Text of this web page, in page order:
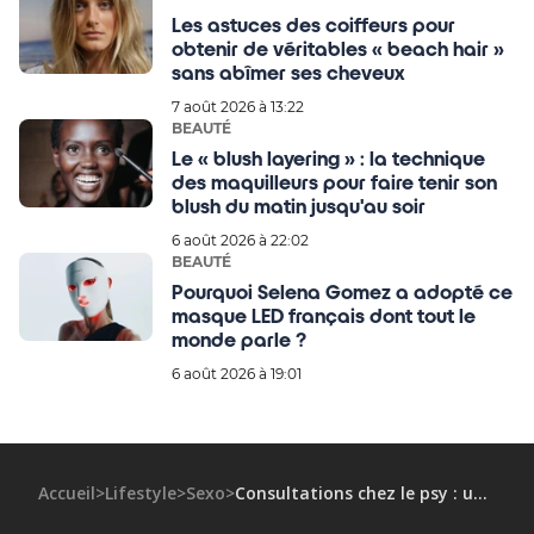
Les astuces des coiffeurs pour
obtenir de véritables « beach hair »
sans abîmer ses cheveux
7 août 2026 à 13:22
BEAUTÉ
Le « blush layering » : la technique
des maquilleurs pour faire tenir son
blush du matin jusqu'au soir
6 août 2026 à 22:02
BEAUTÉ
Pourquoi Selena Gomez a adopté ce
masque LED français dont tout le
monde parle ?
6 août 2026 à 19:01
Accueil>Lifestyle>Sexo> Consultations chez le psy : une hausse de 50% chez les jeunes mais des délais d’attente toujours plus longs